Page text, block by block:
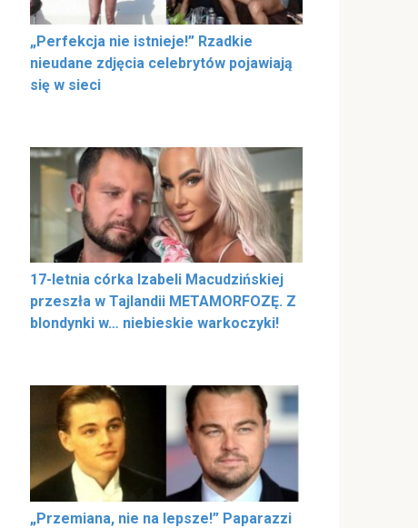
„Perfekcja nie istnieje!” Rzadkie
nieudane zdjęcia celebrytów pojawiają
się w sieci
17-letnia córka Izabeli Macudzińskiej
przeszła w Tajlandii METAMORFOZĘ. Z
blondynki w… niebieskie warkoczyki!
„Przemiana, nie na lepsze!” Paparazzi